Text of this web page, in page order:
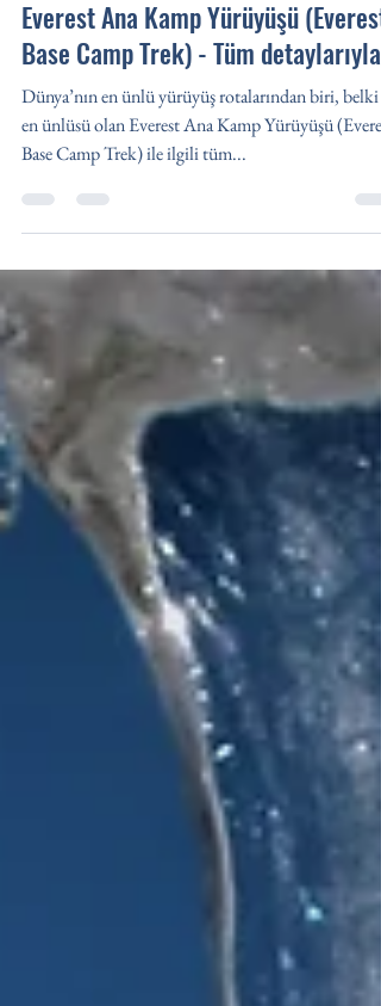
20 Eki 2014
21 dakikada okunur
Everest Ana Kamp Yürüyüşü (Everest
Base Camp Trek) - Tüm detaylarıyla
Dünya’nın en ünlü yürüyüş rotalarından biri, belki
en ünlüsü olan Everest Ana Kamp Yürüyüşü (Everest
Base Camp Trek) ile ilgili tüm...